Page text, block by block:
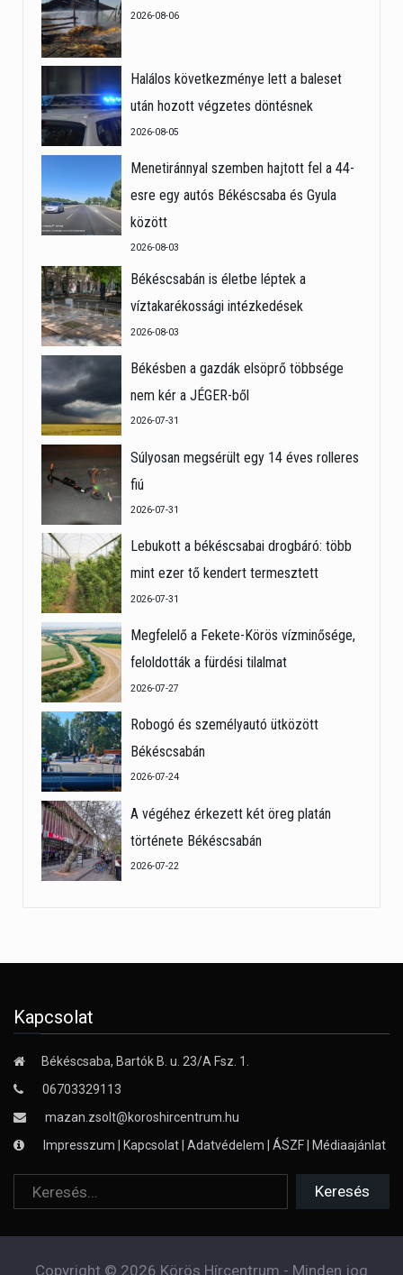
2026-08-06
Halálos következménye lett a baleset
után hozott végzetes döntésnek
2026-08-05
Menetiránnyal szemben hajtott fel a 44-
esre egy autós Békéscsaba és Gyula
között
2026-08-03
Békéscsabán is életbe léptek a
víztakarékossági intézkedések
2026-08-03
Békésben a gazdák elsöprő többsége
nem kér a JÉGER-ből
2026-07-31
Súlyosan megsérült egy 14 éves rolleres
fiú
2026-07-31
Lebukott a békéscsabai drogbáró: több
mint ezer tő kendert termesztett
2026-07-31
Megfelelő a Fekete-Körös vízminősége,
feloldották a fürdési tilalmat
2026-07-27
Robogó és személyautó ütközött
Békéscsabán
2026-07-24
A végéhez érkezett két öreg platán
története Békéscsabán
2026-07-22
Kapcsolat
Békéscsaba, Bartók B. u. 23/A Fsz. 1.
06703329113
mazan.zsolt@koroshircentrum.hu
Impresszum
Kapcsolat Adatvédelem ÁSZF Médiaajánlat
Copyright © 2026 Körös Hírcentrum - Minden jog